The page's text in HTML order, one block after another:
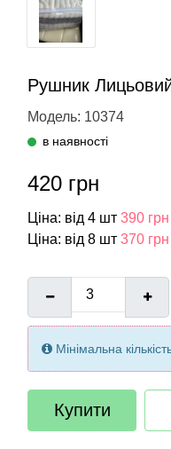
Рушник
Модель: 10374
в наявності
420 грн
Ціна: від 4 шт 390 грн
Ціна: від 8 шт 370 грн
Мінімальна
Купити